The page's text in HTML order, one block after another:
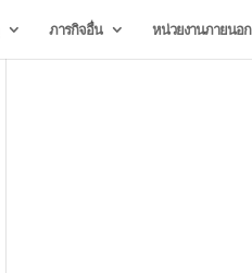
ภารกิจอื่น หน่วยงานภายนอก